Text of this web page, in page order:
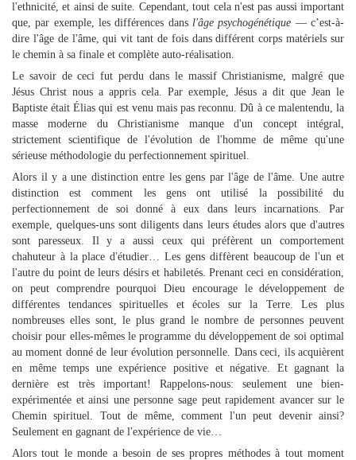
l'ethnicité, et ainsi de suite. Cependant, tout cela n'est pas aussi important
que, par exemple, les différences dans l'âge psychogénétique — c’est-à-
dire l'âge de l'âme, qui vit tant de fois dans différent corps matériels sur
le chemin à sa finale et complète auto-réalisation.
Le savoir de ceci fut perdu dans le massif Christianisme, malgré que
Jésus Christ nous a appris cela. Par exemple, Jésus a dit que Jean le
Baptiste était Élias qui est venu mais pas reconnu. Dû à ce malentendu, la
masse moderne du Christianisme manque d'un concept intégral,
strictement scientifique de l'évolution de l'homme de même qu'une
sérieuse méthodologie du perfectionnement spirituel.
Alors il y a une distinction entre les gens par l'âge de l'âme. Une autre
distinction est comment les gens ont utilisé la possibilité du
perfectionnement de soi donné à eux dans leurs incarnations. Par
exemple, quelques-uns sont diligents dans leurs études alors que d'autres
sont paresseux. Il y a aussi ceux qui préfèrent un comportement
chahuteur à la place d'étudier… Les gens diffèrent beaucoup de l'un et
l'autre du point de leurs désirs et habiletés. Prenant ceci en considération,
on peut comprendre pourquoi Dieu encourage le développement de
différentes tendances spirituelles et écoles sur la Terre. Les plus
nombreuses elles sont, le plus grand le nombre de personnes peuvent
choisir pour elles-mêmes le programme du développement de soi optimal
au moment donné de leur évolution personnelle. Dans ceci, ils acquièrent
en même temps une expérience positive et négative. Et gagnant la
dernière est très important! Rappelons-nous: seulement une bien-
expérimentée et ainsi une personne sage peut rapidement avancer sur le
Chemin spirituel. Tout de même, comment l'un peut devenir ainsi?
Seulement en gagnant de l'expérience de vie…
Alors tout le monde a besoin de ses propres méthodes à tout moment